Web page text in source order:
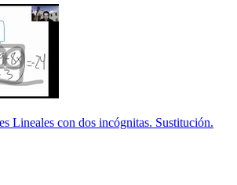
Lineales con dos incógnitas. Sustitución.